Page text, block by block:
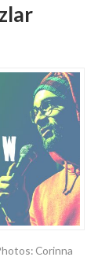
Corinna